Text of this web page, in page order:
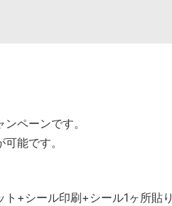
ペーンです。
能です。
+シール印刷+シール1ヶ所貼り